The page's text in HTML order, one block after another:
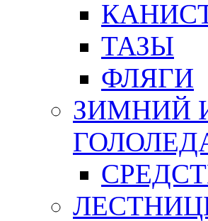
ТАЗЫ
ФЛЯГИ
ЗИМНИЙ